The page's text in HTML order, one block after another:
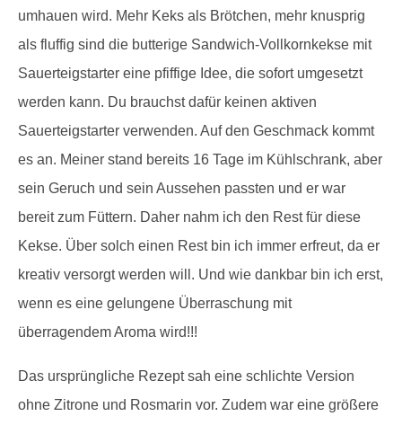
umhauen wird. Mehr Keks als Brötchen, mehr knusprig
als fluffig sind die butterige Sandwich-Vollkornkekse mit
Sauerteigstarter eine pfiffige Idee, die sofort umgesetzt
werden kann. Du brauchst dafür keinen aktiven
Sauerteigstarter verwenden. Auf den Geschmack kommt
es an. Meiner stand bereits 16 Tage im Kühlschrank, aber
sein Geruch und sein Aussehen passten und er war
bereit zum Füttern. Daher nahm ich den Rest für diese
Kekse. Über solch einen Rest bin ich immer erfreut, da er
kreativ versorgt werden will. Und wie dankbar bin ich erst,
wenn es eine gelungene Überraschung mit
überragendem Aroma wird!!!
Das ursprüngliche Rezept sah eine schlichte Version
ohne Zitrone und Rosmarin vor. Zudem war eine größere